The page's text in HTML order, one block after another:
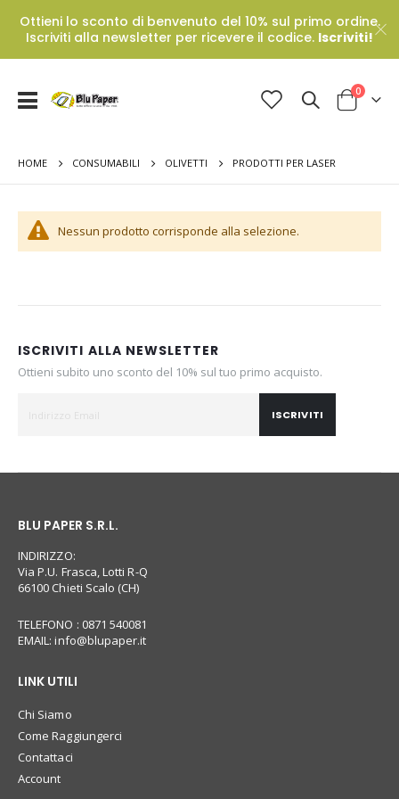
Ottieni lo sconto di benvenuto del 10% sul primo ordine.
Iscriviti alla newsletter per ricevere il codice. Iscriviti!
Toggle
Cart
0Prodotti
HOME CONSUMABILI OLIVETTI PRODOTTI PER LASER
Nessun prodotto corrisponde alla selezione.
ISCRIVITI ALLA NEWSLETTER
Ottieni subito uno sconto del 10% sul tuo primo acquisto.
ISCRIVITI
BLU PAPER S.R.L.
INDIRIZZO:
Via P.U. Frasca, Lotti R-Q
66100 Chieti Scalo (CH)
TELEFONO : 0871 540081
EMAIL:info@blupaper.it
LINK UTILI
Chi Siamo
Come Raggiungerci
Contattaci
Account